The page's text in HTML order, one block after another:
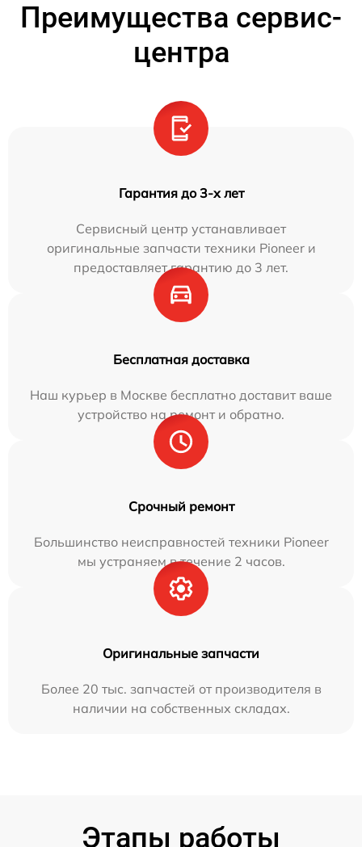
Преимущества сервис-
центра
Гарантия до 3-х лет
Сервисный центр устанавливает
оригинальные запчасти техники Pioneer и
предоставляет гарантию до 3 лет.
Бесплатная доставка
Наш курьер в Москве бесплатно доставит ваше
устройство на ремонт и обратно.
Срочный ремонт
Большинство неисправностей техники Pioneer
мы устраняем в течение 2 часов.
Оригинальные запчасти
Более 20 тыс. запчастей от производителя в
наличии на собственных складах.
Этапы работы